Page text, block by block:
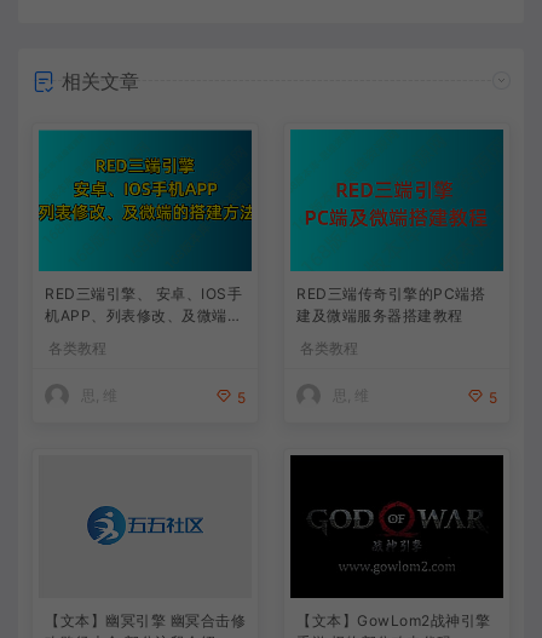
相关文章
RED三端引擎、 安卓、IOS手
机APP、列表修改、及微端的
各类教程
思, 维 5
RED三端传奇引擎的PC端搭
建及微端服务器搭建教程
各类教程
思, 维 5
【文本】幽冥引擎 幽冥合击修
【文本】GowLom2战神引擎